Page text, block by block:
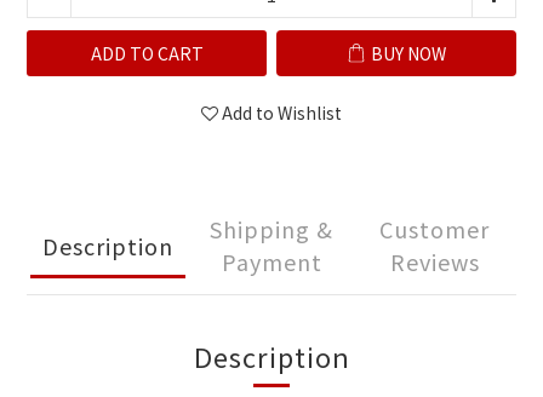
ADD TO CART BUY NOW
Add to Wishlist
Description
Shipping &
Payment
Customer
Reviews
Description